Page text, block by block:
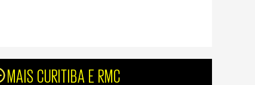
MAIS CURITIBA E RMC